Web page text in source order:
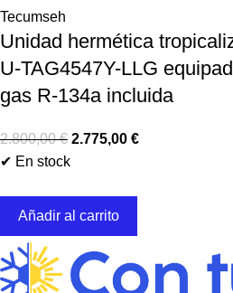
Tecumseh
Unidad hermética
U-TAG4547Y-LLG
gas R-134a incluida
2.800,00€ 2.775,00 €
✔ En stock
Añadir al carrito